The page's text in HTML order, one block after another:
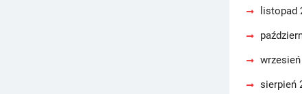
listopad
sierpień